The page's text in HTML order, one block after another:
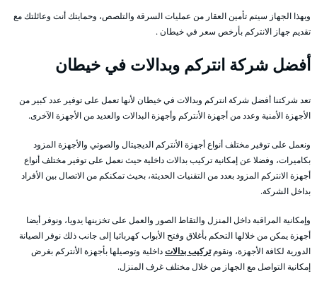
وبهذا الجهاز سيتم تأمين العقار من عمليات السرقة والتلصص، وحمايتك أنت وعائلتك مع
تقديم جهاز الانتركم بأرخص سعر في خيطان .
أفضل شركة انتركم وبدالات في خيطان
تعد شركتنا أفضل شركة انتركم وبدالات في خيطان لأنها تعمل على توفير عدد كبير من
الأجهزة الأمنية وعدد من أجهزة الأنتركم وأجهزة البدالات والعديد من الأجهزة الآخرى.
ونعمل على توفير مختلف أنواع أجهزة الأنتركم الديجيتال والصوتي والأجهزة المزود
بكاميرات، وفضلا عن إمكانية تركيب بدالات داخلية حيث نعمل على توفير مختلف أنواع
أجهزة الانتركم المزود بعدد من التقنيات الحديثة، بحيث تمكنكم من الاتصال بين الأفراد
بداخل الشركة.
وإمكانية المراقبة داخل المنزل والتقاط الصور والعمل على تخزينها يدويا، ونوفر أيضا
أجهزة يمكن من خلالها التحكم بأغلاق وفتح الأبواب كهربائيا إلى جانب ذلك نوفر الصيانة
الدورية لكافة الأجهزة، ونقومتركيب بدالاتداخلية وتوصيلها بأجهزة الأنتركم بغرض
إمكانية التواصل مع الجهاز من خلال مختلف غرف المنزل.